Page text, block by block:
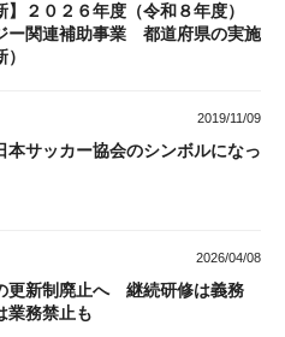
】２０２６年度（令和８年度）
ー関連補助事業 都道府県の実施
2019/11/09
本サッカー協会のシンボルになっ
2026/04/08
更新制廃止へ 継続研修は義務
業務禁止も